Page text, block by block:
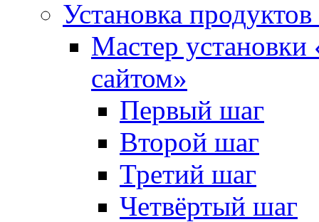
Установка
Мастер
сайтом»
Первый шаг
Второй шаг
Третий шаг
Четвёртый шаг